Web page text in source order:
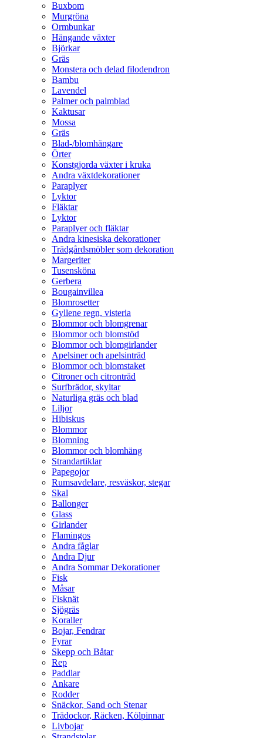
Buxbom
Murgröna
Ormbunkar
Hängande växter
Björkar
Gräs
Monstera och delad filodendron
Bambu
Lavendel
Palmer och palmblad
Kaktusar
Mossa
Gräs
Blad-/blomhängare
Örter
Konstgjorda växter i kruka
Andra växtdekorationer
Paraplyer
Lyktor
Fläktar
Lyktor
Paraplyer och fläktar
Andra kinesiska dekorationer
Trädgårdsmöbler som dekoration
Margeriter
Tusensköna
Gerbera
Bougainvillea
Blomrosetter
Gyllene regn, visteria
Blommor och blomgrenar
Blommor och blomstöd
Blommor och blomgirlander
Apelsiner och apelsinträd
Blommor och blomstaket
Citroner och citronträd
Surfbrädor, skyltar
Naturliga gräs och blad
Liljor
Hibiskus
Blommor
Blomning
Blommor och blomhäng
Strandartiklar
Papegojor
Rumsavdelare, resväskor, stegar
Skal
Ballonger
Glass
Girlander
Flamingos
Andra fåglar
Andra Djur
Andra Sommar Dekorationer
Fisk
Måsar
Fisknät
Sjögräs
Koraller
Bojar, Fendrar
Fyrar
Skepp och Båtar
Rep
Paddlar
Ankare
Rodder
Snäckor, Sand och Stenar
Trädockor, Räcken, Kölpinnar
Livbojar